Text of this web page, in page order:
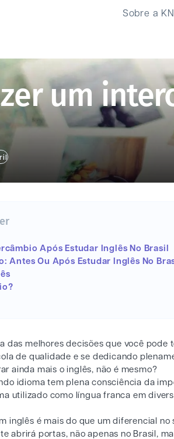
Sobre a
um
Após Estudar Inglês No Brasil
Antes Ou Após Estudar Inglês No
das melhores decisões que você
de qualidade e se dedicando
ainda mais o inglês, não é mesmo?
idioma tem plena consciência da
utilizado como língua franca em
inglês é mais do que um diferencial
abrirá portas, não apenas no Brasil,